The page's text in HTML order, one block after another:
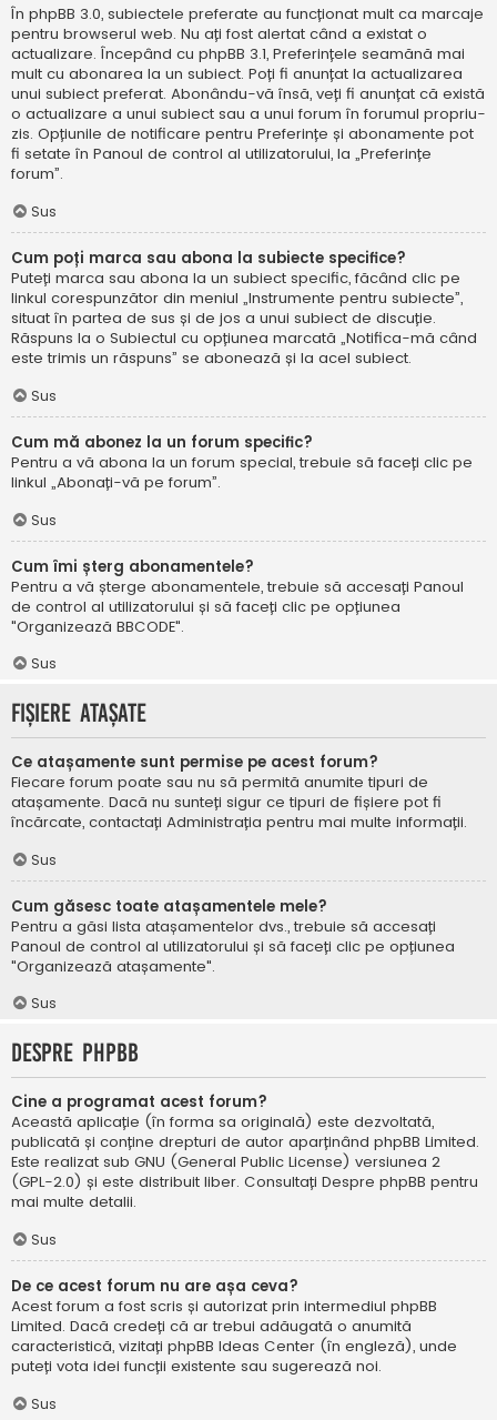
În phpBB 3.0, subiectele preferate au funcționat mult ca marcaje
pentru browserul web. Nu ați fost alertat când a existat o
actualizare. Începând cu phpBB 3.1, Preferințele seamănă mai
mult cu abonarea la un subiect. Poți fi anunțat la actualizarea
unui subiect preferat. Abonându-vă însă, veți fi anunțat că există
o actualizare a unui subiect sau a unui forum în forumul propriu-
zis. Opțiunile de notificare pentru Preferințe și abonamente pot
fi setate în Panoul de control al utilizatorului, la „Preferințe
forum”.
Sus
Cum poți marca sau abona la subiecte specifice?
Puteți marca sau abona la un subiect specific, făcând clic pe
linkul corespunzător din meniul „Instrumente pentru subiecte”,
situat în partea de sus și de jos a unui subiect de discuție.
Răspuns la o Subiectul cu opțiunea marcată „Notifica-mă când
este trimis un răspuns” se abonează și la acel subiect.
Sus
Cum mă abonez la un forum specific?
Pentru a vă abona la un forum special, trebuie să faceți clic pe
linkul „Abonați-vă pe forum”.
Sus
Cum îmi șterg abonamentele?
Pentru a vă șterge abonamentele, trebuie să accesați Panoul
de control al utilizatorului și să faceți clic pe opțiunea
"Organizează BBCODE".
Sus
Fișiere atașate
Ce atașamente sunt permise pe acest forum?
Fiecare forum poate sau nu să permită anumite tipuri de
atașamente. Dacă nu sunteți sigur ce tipuri de fișiere pot fi
încărcate, contactați Administrația pentru mai multe informații.
Sus
Cum găsesc toate atașamentele mele?
Pentru a găsi lista atașamentelor dvs., trebuie să accesați
Panoul de control al utilizatorului și să faceți clic pe opțiunea
"Organizează atașamente".
Sus
Despre phpBB
Cine a programat acest forum?
Această aplicație (în forma sa originală) este dezvoltată,
publicată și conține drepturi de autor aparținând phpBB Limited.
Este realizat sub GNU (General Public License) versiunea 2
(GPL-2.0) și este distribuit liber. Consultați Despre phpBB pentru
mai multe detalii.
Sus
De ce acest forum nu are așa ceva?
Acest forum a fost scris și autorizat prin intermediul phpBB
Limited. Dacă credeți că ar trebui adăugată o anumită
caracteristică, vizitați phpBB Ideas Center (în engleză), unde
puteți vota idei funcții existente sau sugerează noi.
Sus